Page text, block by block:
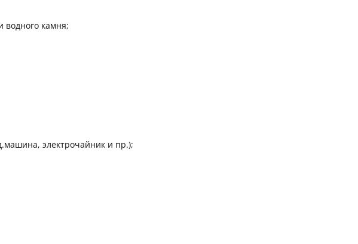
водного камня;
электрочайник и пр.);